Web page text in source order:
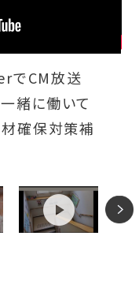
でCM放送
緒に働いて
確保対策補